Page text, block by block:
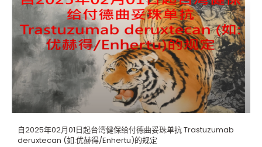
自2025年02月01日起台湾健保给付德曲妥珠单抗 Trastuzumab
deruxtecan (如:优赫得/Enhertu)的规定